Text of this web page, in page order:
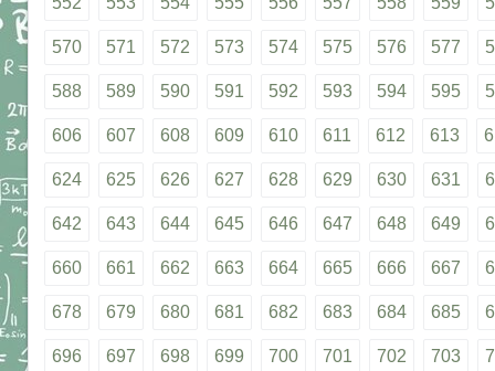
570 571 572 573 574 575 576 577
588 589 590 591 592 593 594 595
606 607 608 609 610 611 612 613
624 625 626 627 628 629 630 631
642 643 644 645 646 647 648 649
660 661 662 663 664 665 666 667
678 679 680 681 682 683 684 685
696 697 698 699 700 701 702 703